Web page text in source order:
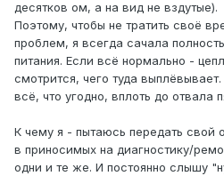
десятков ом, а на вид не вздутые).
Поэтому, чтобы не тратить своё
проблем, я всегда сачала
питания. Если всё нормально -
смотрится, чего туда
всё, что угодно, вплоть до отвала
К чему я - пытаюсь передать свой
в приносимых на диагностику/
одни и те же. И постоянно слышу